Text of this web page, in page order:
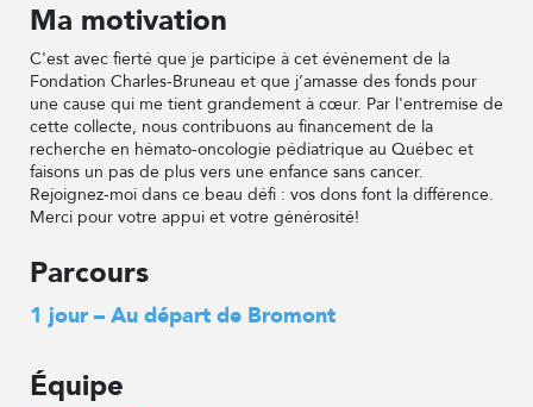
Ma motivation
C'est avec fierté que je participe à cet événement de la
Fondation Charles-Bruneau et que j’amasse des fonds pour
une cause qui me tient grandement à cœur. Par l'entremise de
cette collecte, nous contribuons au financement de la
recherche en hémato-oncologie pédiatrique au Québec et
faisons un pas de plus vers une enfance sans cancer.
Rejoignez-moi dans ce beau défi : vos dons font la différence.
Merci pour votre appui et votre générosité!
Parcours
1 jour – Au départ de Bromont
Équipe